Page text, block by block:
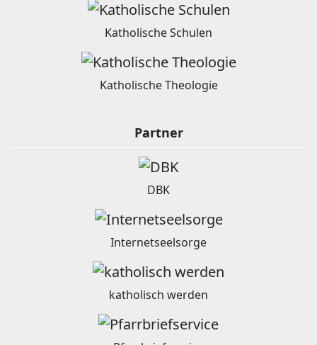
Katholische Schulen
Katholische Theologie
Partner
DBK
Internetseelsorge
katholisch werden